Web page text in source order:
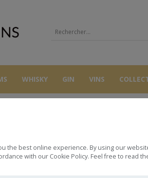
the best online experience. By using our
with our Cookie Policy. Feel free to read
WHISKY GIN VINS